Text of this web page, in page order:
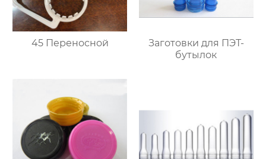
45 Переносной
Заготовки для ПЭТ-
бутылок